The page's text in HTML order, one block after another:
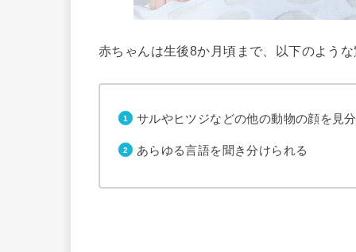
赤ちゃんは生後8か月頃まで、以下のよう
サルやヒツジなどの他の動物の顔を見
あらゆる言語を聞き分けられる